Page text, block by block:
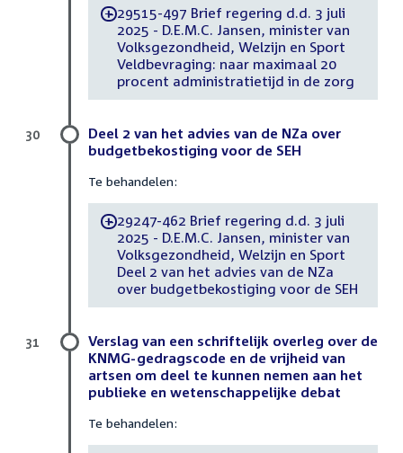
-29515-497 Brief regering d.d. 3 juli
2025 - D.E.M.C. Jansen, minister van
Volksgezondheid, Welzijn en Sport
Veldbevraging: naar maximaal 20
procent administratietijd in de zorg
Deel 2 van het advies van de NZa over
budgetbekostiging voor de SEH
Te behandelen:
-29247-462 Brief regering d.d. 3 juli
2025 - D.E.M.C. Jansen, minister van
Volksgezondheid, Welzijn en Sport
Deel 2 van het advies van de NZa
over budgetbekostiging voor de SEH
30
Verslag van een schriftelijk overleg over de
KNMG-gedragscode en de vrijheid van
artsen om deel te kunnen nemen aan het
publieke en wetenschappelijke debat
Te behandelen:
31